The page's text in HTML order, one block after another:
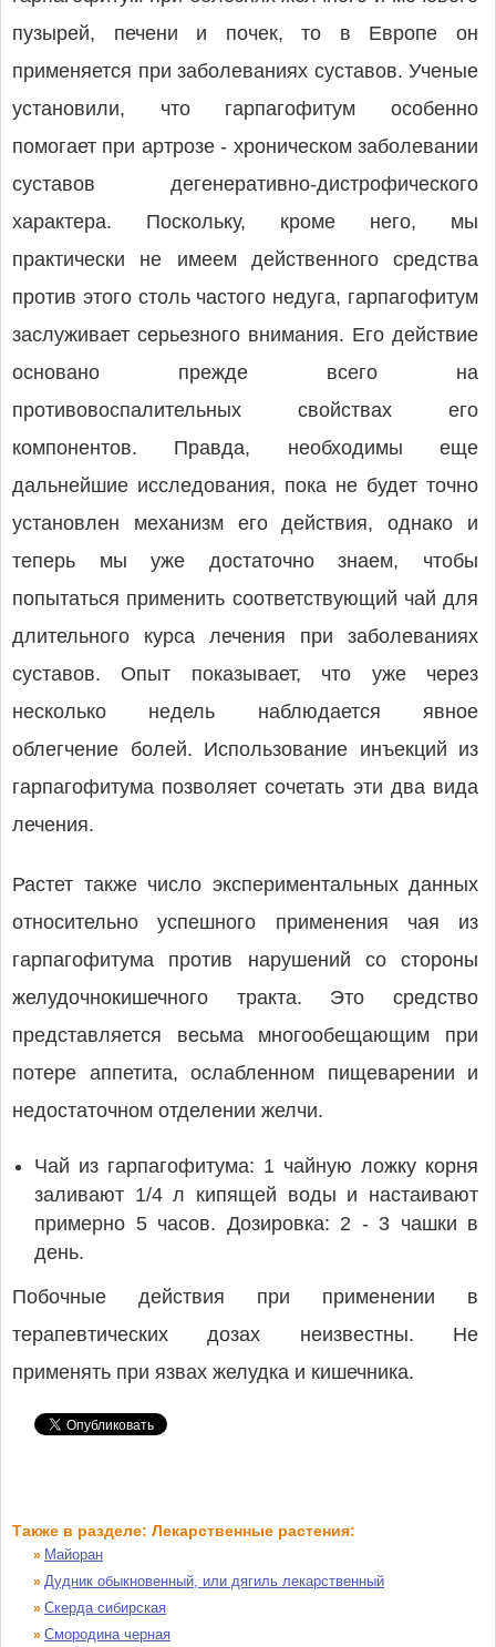
пузырей, печени и почек, то в Европе он
применяется при заболеваниях суставов. Ученые
установили, что гарпагофитум особенно
помогает при артрозе - хроническом заболевании
суставов дегенеративно-дистрофического
характера. Поскольку, кроме него, мы
практически не имеем действенного средства
против этого столь частого недуга, гарпагофитум
заслуживает серьезного внимания. Его действие
основано прежде всего на
противовоспалительных свойствах его
компонентов. Правда, необходимы еще
дальнейшие исследования, пока не будет точно
установлен механизм его действия, однако и
теперь мы уже достаточно знаем, чтобы
попытаться применить соответствующий чай для
длительного курса лечения при заболеваниях
суставов. Опыт показывает, что уже через
несколько недель наблюдается явное
облегчение болей. Использование инъекций из
гарпагофитума позволяет сочетать эти два вида
лечения.
Растет также число экспериментальных данных
относительно успешного применения чая из
гарпагофитума против нарушений со стороны
желудочнокишечного тракта. Это средство
представляется весьма многообещающим при
потере аппетита, ослабленном пищеварении и
недостаточном отделении желчи.
Чай из гарпагофитума: 1 чайную ложку корня
заливают 1/4 л кипящей воды и настаивают
примерно 5 часов. Дозировка: 2 - 3 чашки в
день.
Побочные действия при применении в
терапевтических дозах неизвестны. Не
применять при язвах желудка и кишечника.
Также в разделе: Лекарственные растения:
» Майоран
» Дудник обыкновенный, или дягиль лекарственный
» Скерда сибирская
» Смородина черная